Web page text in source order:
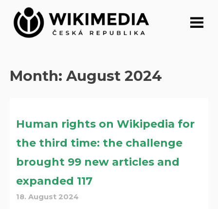
content
Month: August 2024
Human rights on Wikipedia for
the third time: the challenge
brought 99 new articles and
expanded 117
18. August 2024